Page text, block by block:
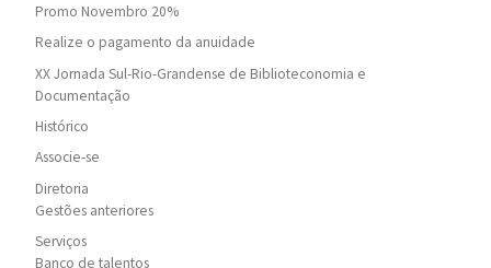
Promo Novembro 20%
Realize o pagamento da anuidade
XX Jornada Sul-Rio-Grandense de Biblioteconomia e
Documentação
Histórico
Associe-se
Diretoria
Gestões anteriores
Serviços
Banco de talentos